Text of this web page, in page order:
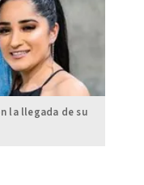
la llegada de su